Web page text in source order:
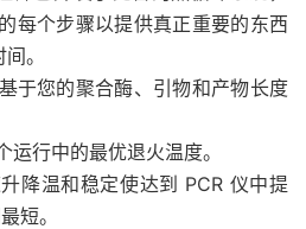
每个步骤以提供真正重要的东西
。
于您的聚合酶、引物和产物长度
行中的最优退火温度。
降温和稳定使达到 PCR 仪中提
短。